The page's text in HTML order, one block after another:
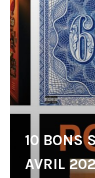
10 BONS
AVRIL